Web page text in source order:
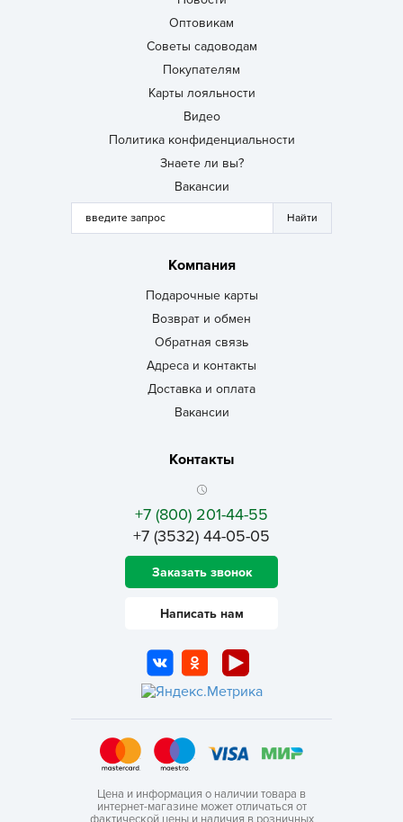
Оптовикам
Советы садоводам
Покупателям
Карты лояльности
Видео
Политика конфиденциальности
Знаете ли вы?
Вакансии
Компания
Подарочные карты
Возврат и обмен
Обратная связь
Адреса и контакты
Доставка и оплата
Вакансии
Контакты
+7 (800) 201-44-55
+7 (3532) 44-05-05
Заказать звонок
Написать нам
Цена и информация о наличии товара в
интернет-магазине может отличаться от